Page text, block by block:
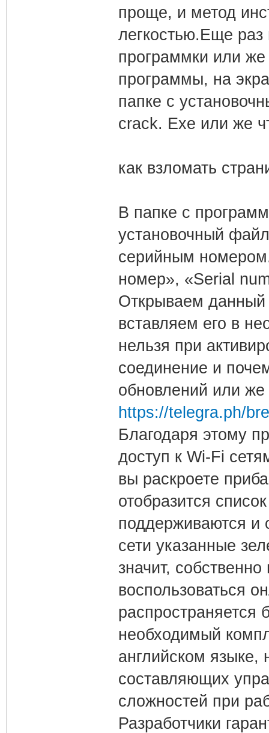
проще, и метод
легкостью.Еще раз
программки или же
программы, на
папке с
crack. Exe или же
как взломать
В папке с
установочный
серийным
номер», «Serial
Открываем
вставляем его в
нельзя при
соединение и
обновлений или
https://telegra.ph/
Благодаря этому
доступ к Wi-Fі
вы раскроете
отобразится
поддерживаются и
сети указанные
значит,
воспользоваться
распространяется
необходимый
английском языке,
составляющих
сложностей при
Разработчики